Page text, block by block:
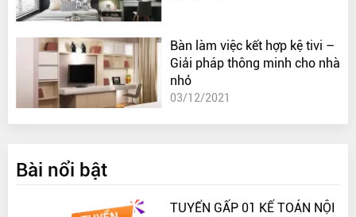
Bàn làm việc kết hợp kệ tivi –
Giải pháp thông minh cho nhà
nhỏ
03/12/2021
Bài nổi bật
TUYỂN GẤP 01 KẾ TOÁN NỘI